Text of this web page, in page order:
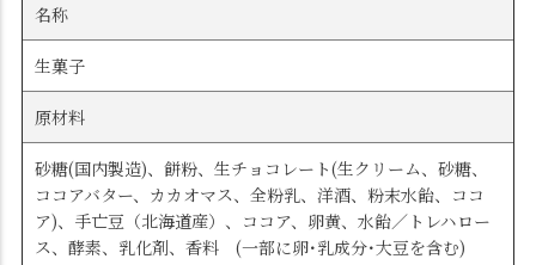
名称
生菓子
原材料
砂糖(国内製造)、餅粉、生チョコレート(生クリーム、砂糖、
ココアバター、カカオマス、全粉乳、洋酒、粉末水飴、ココ
ア)、手亡豆（北海道産）、ココア、卵黄、水飴／トレハロー
ス、酵素、乳化剤、香料 (一部に卵･乳成分･大豆を含む)